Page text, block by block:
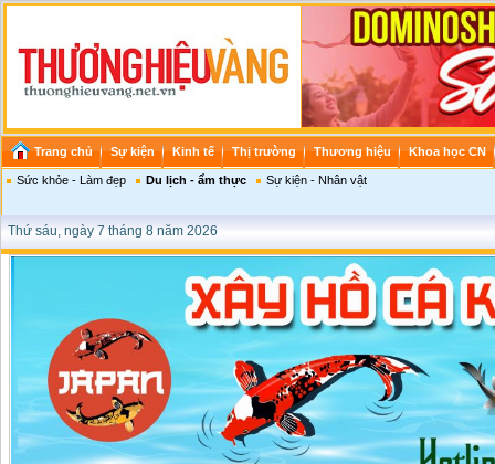
Trang chủ Sự kiện Kinh tế Thị trường Thương hiệu Khoa học CN
Sức khỏe - Làm đẹp Du lịch - ẩm thực Sự kiện - Nhân vật
Thứ sáu, ngày 7 tháng 8 năm 2026